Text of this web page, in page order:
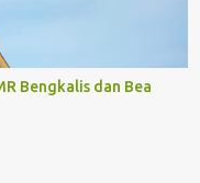
Bengkalis dan Bea